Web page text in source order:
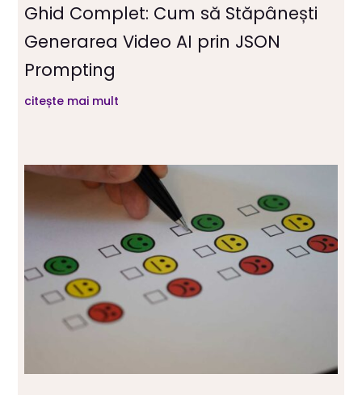
Ghid Complet: Cum să Stăpânești
Generarea Video AI prin JSON
Prompting
citește mai mult